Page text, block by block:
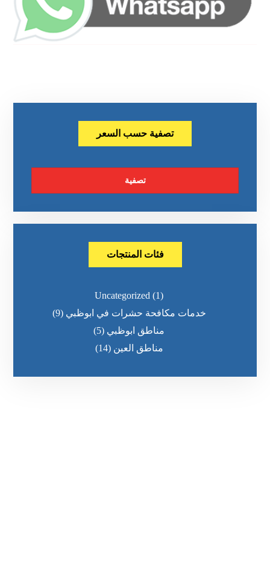
تصفية حسب السعر
تصفية
فئات المنتجات
Uncategorized (1)
خدمات مكافحة حشرات في ابوظبي (9)
مناطق ابوظبي (5)
مناطق العين (14)